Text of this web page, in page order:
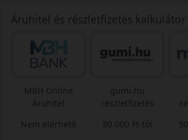
Áruhitel és részletfizetés kalkulátor
MBH Online
Áruhitel
Nem elérhető
gumi.hu
részletfizetés
80 000 Ft-tól